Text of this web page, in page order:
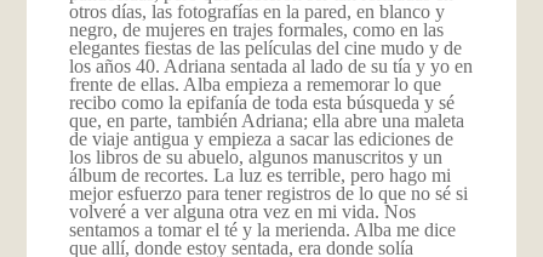
otros días, las fotografías en la pared, en blanco y
negro, de mujeres en trajes formales, como en las
elegantes fiestas de las películas del cine mudo y de
los años 40. Adriana sentada al lado de su tía y yo en
frente de ellas. Alba empieza a rememorar lo que
recibo como la epifanía de toda esta búsqueda y sé
que, en parte, también Adriana; ella abre una maleta
de viaje antigua y empieza a sacar las ediciones de
los libros de su abuelo, algunos manuscritos y un
álbum de recortes. La luz es terrible, pero hago mi
mejor esfuerzo para tener registros de lo que no sé si
volveré a ver alguna otra vez en mi vida. Nos
sentamos a tomar el té y la merienda. Alba me dice
que allí, donde estoy sentada, era donde solía